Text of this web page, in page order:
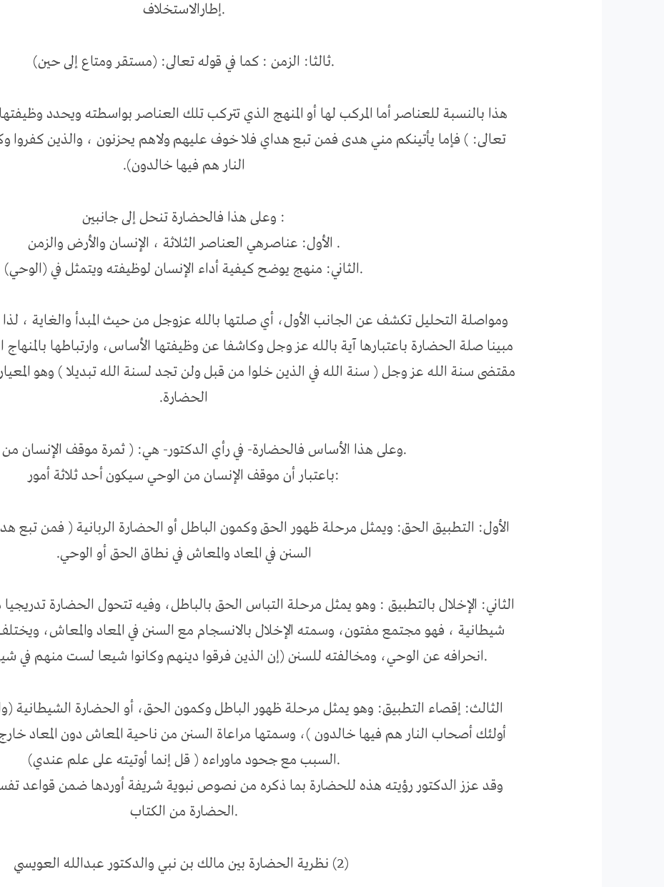
إطارالاستخلاف.
ثالثا: الزمن : كما في قوله تعالى: (مستقر ومتاع إلى حين).
هذا بالنسبة للعناصر أما المركب لها أو المنهج الذي تتركب تلك العناصر بواسطته ويحدد
تعالى: ) فإما يأتينكم مني هدى فمن تبع هداي فلا خوف عليهم ولاهم يحزنون ، والذين كفروا
النار هم فيها خالدون).
وعلى هذا فالحضارة تنحل إلى جانبين :
الأول: عناصرهي العناصر الثلاثة ، الإنسان والأرض والزمن .
الثاني: منهج يوضح كيفية أداء الإنسان لوظيفته ويتمثل في (الوحي).
ومواصلة التحليل تكشف عن الجانب الأول، أي صلتها بالله عزوجل من حيث المبدأ والغاية ،
مبينا صلة الحضارة باعتبارها آية بالله عز وجل وكاشفا عن وظيفتها الأساس، وارتباطها بالمنهاج
مقتضى سنة الله عز وجل ( سنة الله في الذين خلوا من قبل ولن تجد لسنة الله تبديلا ) وهو
الحضارة.
وعلى هذا الأساس فالحضارة- في رأي الدكتور- هي: ( ثمرة موقف الإنسان من الوحي).
باعتبار أن موقف الإنسان من الوحي سيكون أحد ثلاثة أمور:
الأول: التطبيق الحق: ويمثل مرحلة ظهور الحق وكمون الباطل أو الحضارة الربانية ( فمن تبع
السنن في المعاد والمعاش في نطاق الحق أو الوحي.
الثاني: الإخلال بالتطبيق : وهو يمثل مرحلة التباس الحق بالباطل، وفيه تتحول الحضارة
شيطانية ، فهو مجتمع مفتون، وسمته الإخلال بالانسجام مع السنن في المعاد والمعاش،
انحرافه عن الوحي، ومخالفته للسنن (إن الذين فرقوا دينهم وكانوا شيعا لست منهم في شيئ إنما أمرهم إلى الله ).
الثالث: إقصاء التطبيق: وهو يمثل مرحلة ظهور الباطل وكمون الحق، أو الحضارة الشيطانية
أولئك أصحاب النار هم فيها خالدون )، وسمتها مراعاة السنن من ناحية المعاش دون المعاد
السبب مع جحود ماوراءه ( قل إنما أوتيته على علم عندي).
وقد عزز الدكتور رؤيته هذه للحضارة بما ذكره من نصوص نبوية شريفة أوردها ضمن قواعد
الحضارة من الكتاب.
(2) نظرية الحضارة بين مالك بن نبي والدكتور عبدالله العويسي